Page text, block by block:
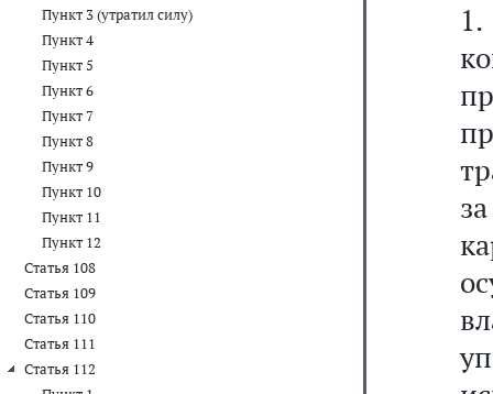
Пункт 3 (утратил силу)
Пункт 4
Пункт 5
Пункт 6
Пункт 7
Пункт 8
Пункт 9
Пункт 10
Пункт 11
Пункт 12
Статья 108
Статья 109
Статья 110
Статья 111
Статья 112